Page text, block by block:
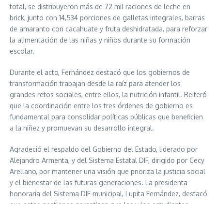
total, se distribuyeron más de 72 mil raciones de leche en
brick, junto con 14,534 porciones de galletas integrales, barras
de amaranto con cacahuate y fruta deshidratada, para reforzar
la alimentación de las niñas y niños durante su formación
escolar.
Durante el acto, Fernández destacó que los gobiernos de
transformación trabajan desde la raíz para atender los
grandes retos sociales, entre ellos, la nutrición infantil. Reiteró
que la coordinación entre los tres órdenes de gobierno es
fundamental para consolidar políticas públicas que beneficien
a la niñez y promuevan su desarrollo integral.
Agradeció el respaldo del Gobierno del Estado, liderado por
Alejandro Armenta, y del Sistema Estatal DIF, dirigido por Cecy
Arellano, por mantener una visión que prioriza la justicia social
y el bienestar de las futuras generaciones. La presidenta
honoraria del Sistema DIF municipal, Lupita Fernández, destacó